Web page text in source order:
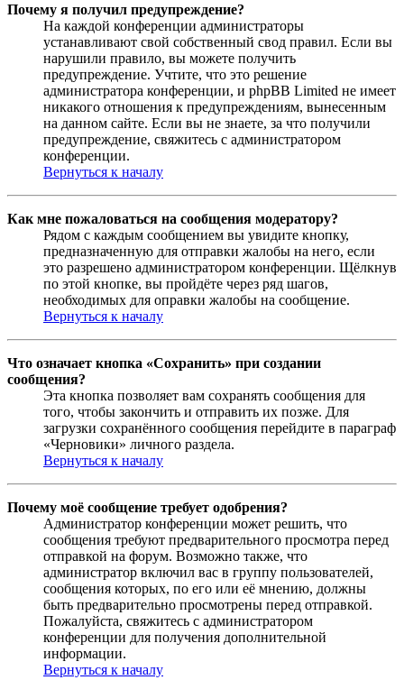
Почему я получил предупреждение?
На каждой конференции администраторы
устанавливают свой собственный свод правил. Если вы
нарушили правило, вы можете получить
предупреждение. Учтите, что это решение
администратора конференции, и phpBB Limited не имеет
никакого отношения к предупреждениям, вынесенным
на данном сайте. Если вы не знаете, за что получили
предупреждение, свяжитесь с администратором
конференции.
Вернуться к началу
Как мне пожаловаться на сообщения модератору?
Рядом с каждым сообщением вы увидите кнопку,
предназначенную для отправки жалобы на него, если
это разрешено администратором конференции. Щёлкнув
по этой кнопке, вы пройдёте через ряд шагов,
необходимых для оправки жалобы на сообщение.
Вернуться к началу
Что означает кнопка «Сохранить» при создании
сообщения?
Эта кнопка позволяет вам сохранять сообщения для
того, чтобы закончить и отправить их позже. Для
загрузки сохранённого сообщения перейдите в параграф
«Черновики» личного раздела.
Вернуться к началу
Почему моё сообщение требует одобрения?
Администратор конференции может решить, что
сообщения требуют предварительного просмотра перед
отправкой на форум. Возможно также, что
администратор включил вас в группу пользователей,
сообщения которых, по его или её мнению, должны
быть предварительно просмотрены перед отправкой.
Пожалуйста, свяжитесь с администратором
конференции для получения дополнительной
информации.
Вернуться к началу